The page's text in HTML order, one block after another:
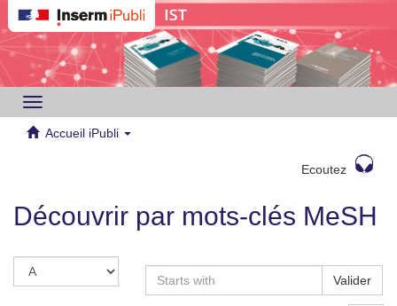
Toggle
navigation
Accueil iPubli
Ecoutez
Découvrir par mots-clés MeSH
Valider